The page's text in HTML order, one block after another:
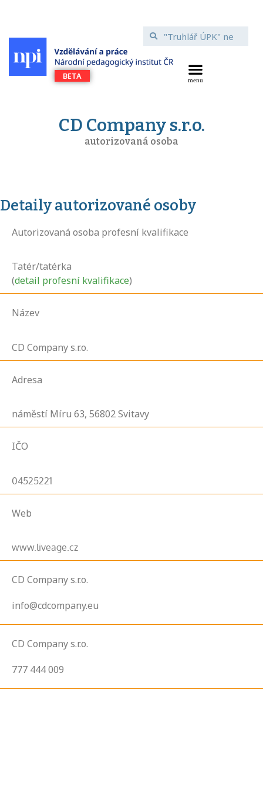
CD Company s.r.o.
autorizovaná osoba
Detaily autorizované osoby
Autorizovaná osoba profesní kvalifikace
Tatér/tatérka
(detail profesní kvalifikace)
Název
CD Company s.r.o.
Adresa
náměstí Míru 63, 56802Svitavy
IČO
04525221
Web
www.liveage.cz
CD Company s.r.o.
info@cdcompany.eu
CD Company s.r.o.
777 444 009